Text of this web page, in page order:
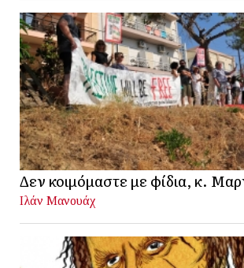
Δεν κοιμόμαστε με φίδια, κ.
Ιλάν Μανουάχ